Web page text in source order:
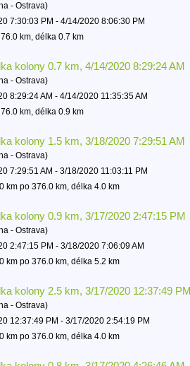
- Ostrava)
7:30:03 PM - 4/14/2020 8:06:30 PM
km, délka 0.7 km
kolony 0.7 km, 4/14/2020 8:29:24 AM
- Ostrava)
8:29:24 AM - 4/14/2020 11:35:35 AM
km, délka 0.9 km
kolony 1.5 km, 3/18/2020 7:29:51 AM
- Ostrava)
7:29:51 AM - 3/18/2020 11:03:11 PM
km po 376.0 km, délka 4.0 km
kolony 0.9 km, 3/17/2020 2:47:15 PM
- Ostrava)
2:47:15 PM - 3/18/2020 7:06:09 AM
km po 376.0 km, délka 5.2 km
kolony 2.5 km, 3/17/2020 12:37:49 PM
- Ostrava)
12:37:49 PM - 3/17/2020 2:54:19 PM
km po 376.0 km, délka 4.0 km